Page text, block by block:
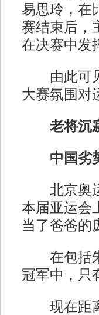
易思玲，在
赛结束后，
在决赛中发
由此可见
大赛氛围对
老将沉寂
中国劣
北京奥运
本届亚运会
当了爸爸的
在包括朱
冠军中，只
现在距离